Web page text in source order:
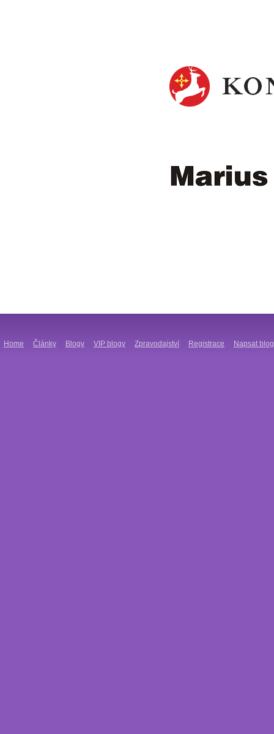
Home Články Blogy VIP blogy Zpravodajství Registrace Napsat blog